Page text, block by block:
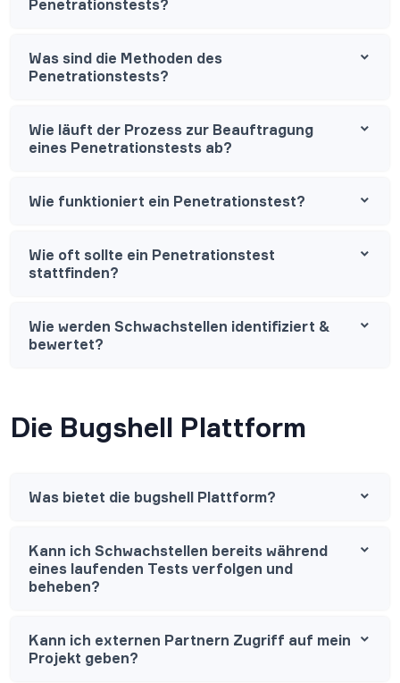
Penetrationstests?
Was sind die Methoden des
Penetrationstests?
Wie läuft der Prozess zur Beauftragung
eines Penetrationstests ab?
Wie funktioniert ein Penetrationstest?
Wie oft sollte ein Penetrationstest
stattfinden?
Wie werden Schwachstellen identifiziert &
bewertet?
Die Bugshell Plattform
Was bietet die bugshell Plattform?
Kann ich Schwachstellen bereits während
eines laufenden Tests verfolgen und
beheben?
Kann ich externen Partnern Zugriff auf mein
Projekt geben?